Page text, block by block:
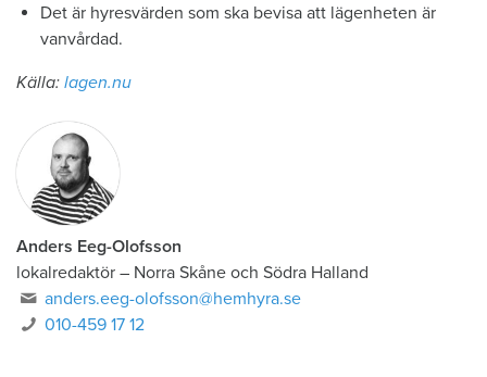
Det är hyresvärden som ska bevisa att lägenheten är
vanvårdad.
Källa: lagen.nu
Anders Eeg-Olofsson
lokalredaktör – Norra Skåne och Södra Halland
anders.eeg-olofsson@hemhyra.se
010-459 17 12